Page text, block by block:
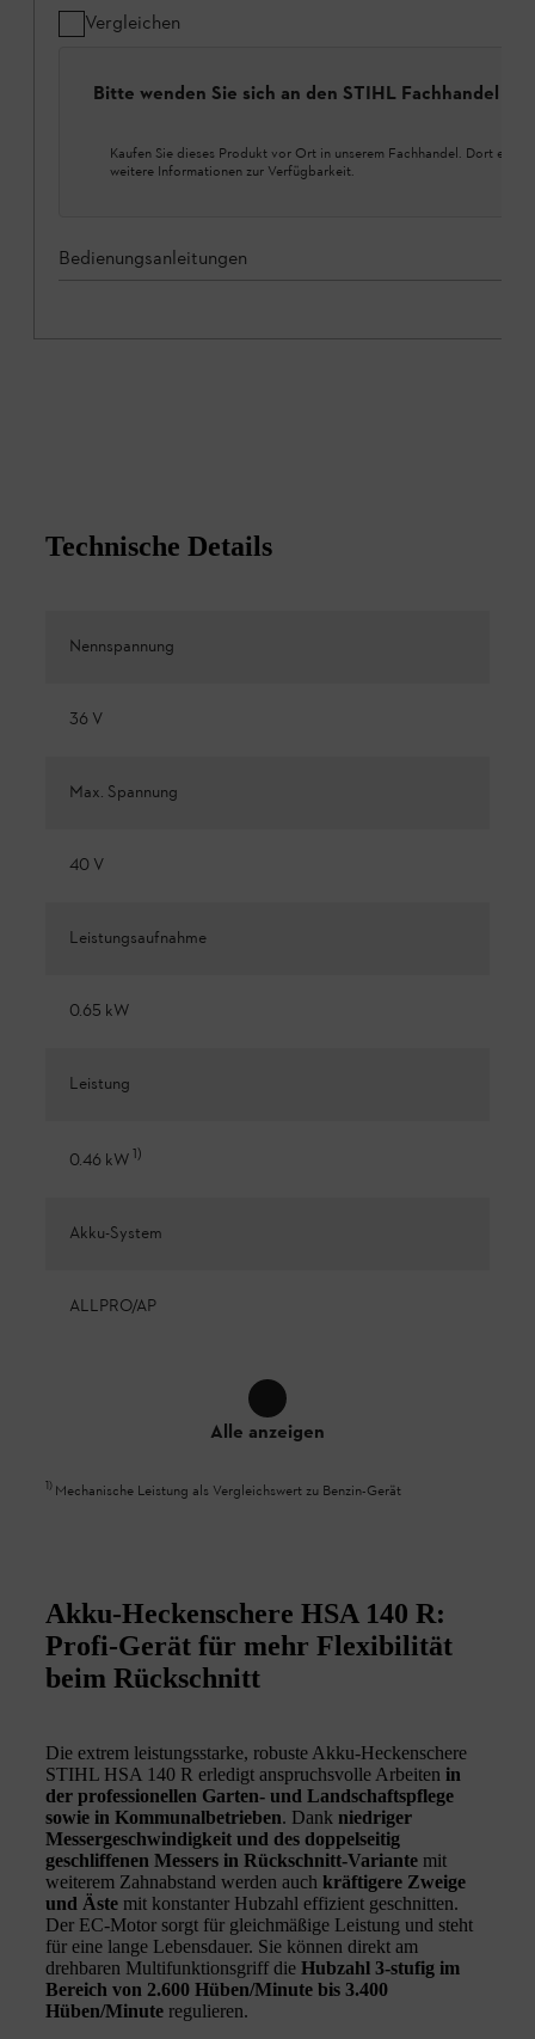
Vergleichen
Bitte wenden Sie sich an den STIHL Fachhandel
Kaufen Sie dieses Produkt vor Ort in unserem Fachhandel. Dort
weitere Informationen zur Verfügbarkeit.
Bedienungsanleitungen
Technische Details
Nennspannung
36 V
Max. Spannung
40 V
Leistungsaufnahme
0.65 kW
Leistung
0.46 kW1)
Akku-System
ALLPRO/AP
Alle anzeigen
1) Mechanische Leistung als Vergleichswert zu Benzin-Gerät
Akku-Heckenschere HSA 140 R:
Profi-Gerät für mehr Flexibilität
beim Rückschnitt
Die extrem leistungsstarke, robuste Akku-Heckenschere
STIHL HSA 140 R erledigt anspruchsvolle Arbeiten in
der professionellen Garten- und Landschaftspflege
sowie in Kommunalbetrieben. Dank niedriger
Messergeschwindigkeit und des doppelseitig
geschliffenen Messers in Rückschnitt-Variante mit
weiterem Zahnabstand werden auch kräftigere Zweige
und Äste mit konstanter Hubzahl effizient geschnitten.
Der EC-Motor sorgt für gleichmäßige Leistung und steht
für eine lange Lebensdauer. Sie können direkt am
drehbaren Multifunktionsgriff die Hubzahl 3-stufig im
Bereich von 2.600 Hüben/Minute bis 3.400
Hüben/Minute regulieren.